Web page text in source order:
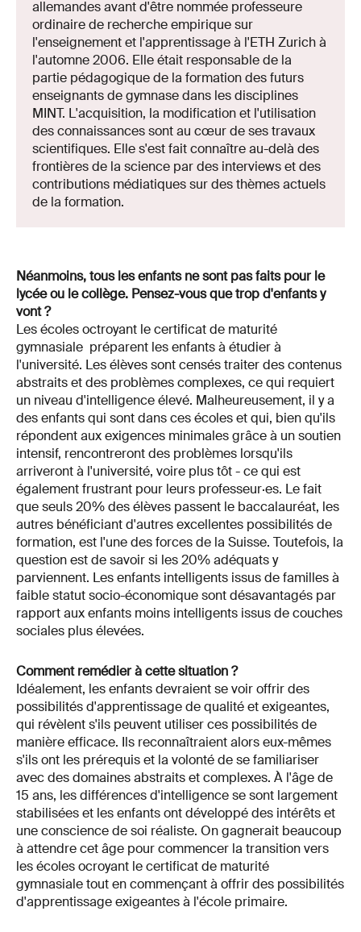
allemandes avant d'être nommée professeure
ordinaire de recherche empirique sur
l'enseignement et l'apprentissage à l'ETH Zurich à
l'automne 2006. Elle était responsable de la
partie pédagogique de la formation des futurs
enseignants de gymnase dans les disciplines
MINT. L'acquisition, la modification et l'utilisation
des connaissances sont au cœur de ses travaux
scientifiques. Elle s'est fait connaître au-delà des
frontières de la science par des interviews et des
contributions médiatiques sur des thèmes actuels
de la formation.
Néanmoins, tous les enfants ne sont pas faits pour le
lycée ou le collège. Pensez-vous que trop d'enfants y
vont ?
Les écoles octroyant le certificat de maturité
gymnasiale préparent les enfants à étudier à
l'université. Les élèves sont censés traiter des contenus
abstraits et des problèmes complexes, ce qui requiert
un niveau d'intelligence élevé. Malheureusement, il y a
des enfants qui sont dans ces écoles et qui, bien qu'ils
répondent aux exigences minimales grâce à un soutien
intensif, rencontreront des problèmes lorsqu'ils
arriveront à l'université, voire plus tôt - ce qui est
également frustrant pour leurs professeur·es. Le fait
que seuls 20% des élèves passent le baccalauréat, les
autres bénéficiant d'autres excellentes possibilités de
formation, est l'une des forces de la Suisse. Toutefois, la
question est de savoir si les 20% adéquats y
parviennent. Les enfants intelligents issus de familles à
faible statut socio-économique sont désavantagés par
rapport aux enfants moins intelligents issus de couches
sociales plus élevées.
Comment remédier à cette situation ?
Idéalement, les enfants devraient se voir offrir des
possibilités d'apprentissage de qualité et exigeantes,
qui révèlent s'ils peuvent utiliser ces possibilités de
manière efficace. Ils reconnaîtraient alors eux-mêmes
s'ils ont les prérequis et la volonté de se familiariser
avec des domaines abstraits et complexes. À l'âge de
15 ans, les différences d'intelligence se sont largement
stabilisées et les enfants ont développé des intérêts et
une conscience de soi réaliste. On gagnerait beaucoup
à attendre cet âge pour commencer la transition vers
les écoles ocroyant le certificat de maturité
gymnasiale tout en commençant à offrir des possibilités
d'apprentissage exigeantes à l'école primaire.